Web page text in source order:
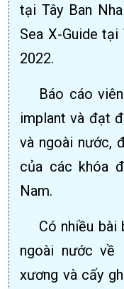
tại Tây Ban
Sea X-Guide
2022.
Báo cáo
implant và đạt
và ngoài nước,
của các khóa
Nam.
Có nhiều
ngoài nước về
xương và cấy